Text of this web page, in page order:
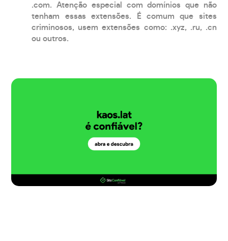
.com. Atenção especial com domínios que não
tenham essas extensões. É comum que sites
criminosos, usem extensões como: .xyz, .ru, .cn
ou outros.